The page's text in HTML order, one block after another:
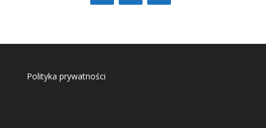
Polityka prywatności